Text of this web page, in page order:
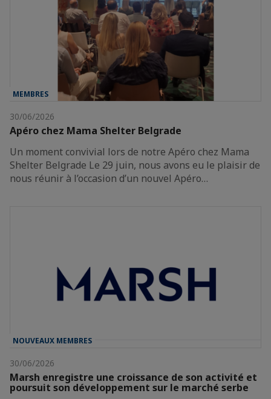
MEMBRES
30/06/2026
Apéro chez Mama Shelter Belgrade
Un moment convivial lors de notre Apéro chez Mama
Shelter Belgrade Le 29 juin, nous avons eu le plaisir de
nous réunir à l’occasion d’un nouvel Apéro…
NOUVEAUX MEMBRES
30/06/2026
Marsh enregistre une croissance de son activité et
poursuit son développement sur le marché serbe